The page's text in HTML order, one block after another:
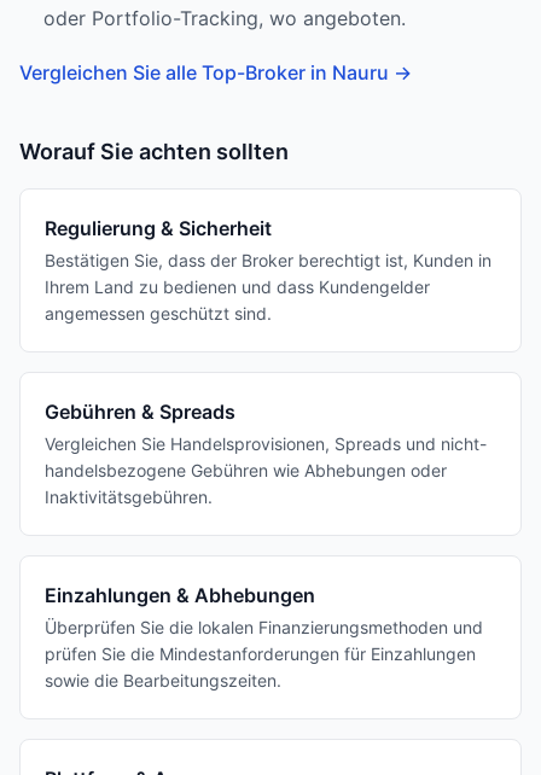
oder Portfolio-Tracking, wo angeboten.
Vergleichen Sie alle Top-Broker in Nauru →
Worauf Sie achten sollten
Regulierung & Sicherheit
Bestätigen Sie, dass der Broker berechtigt ist, Kunden in
Ihrem Land zu bedienen und dass Kundengelder
angemessen geschützt sind.
Gebühren & Spreads
Vergleichen Sie Handelsprovisionen, Spreads und nicht-
handelsbezogene Gebühren wie Abhebungen oder
Inaktivitätsgebühren.
Einzahlungen & Abhebungen
Überprüfen Sie die lokalen Finanzierungsmethoden und
prüfen Sie die Mindestanforderungen für Einzahlungen
sowie die Bearbeitungszeiten.